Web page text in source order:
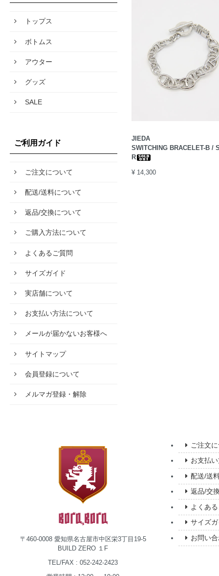
トップス
ボトムス
アウター
グッズ
SALE
ご利用ガイド
ご注文について
配送/送料について
返品/交換について
ご購入方法について
よくあるご質問
サイズガイド
実店舗について
お支払い方法について
メールが届かないお客様へ
サイトマップ
会員登録について
メルマガ登録・解除
JIEDA
SWITCHING BRACELET-B /
R
¥ 14,300
〒460-0008 愛知県名古屋市中区栄3丁目19-5
BUILD ZERO １F
TEL/FAX : 052-242-2423
ご注文
お支払
配送/送
返品/交
よくあ
サイズ
お問い